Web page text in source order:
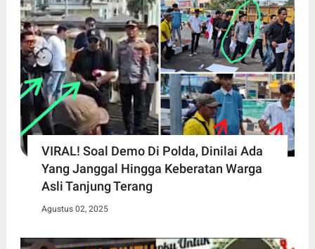
VIRAL! Soal Demo Di Polda, Dinilai Ada
Yang Janggal Hingga Keberatan Warga
Asli Tanjung Terang
Agustus 02, 2025